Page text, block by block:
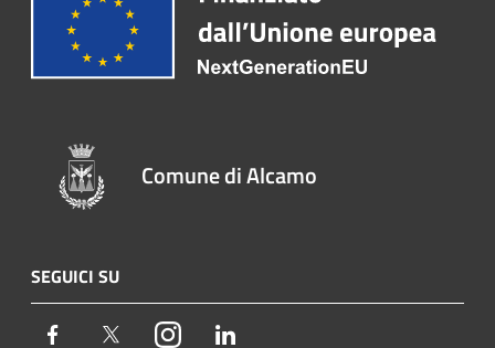
Comune di Alcamo
SEGUICI SU
Facebook TwitterInstagram